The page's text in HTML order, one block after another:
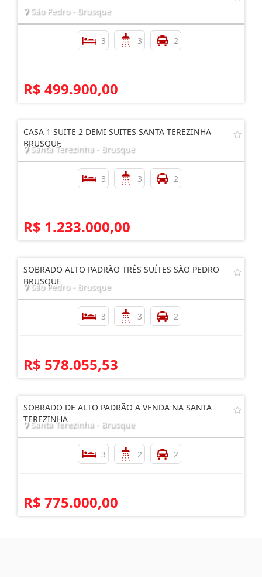
São Pedro - Brusque
3 3 2
R$ 499.900,00
CASA 1 SUITE 2 DEMI SUITES SANTA TEREZINHA
BRUSQUE
Santa Terezinha - Brusque
3 3 2
R$ 1.233.000,00
SOBRADO ALTO PADRÃO TRÊS SUÍTES SÃO PEDRO
BRUSQUE
São Pedro - Brusque
3 3 2
R$ 578.055,53
SOBRADO DE ALTO PADRÃO A VENDA NA SANTA
TEREZINHA
Santa Terezinha - Brusque
3 2 2
R$ 775.000,00